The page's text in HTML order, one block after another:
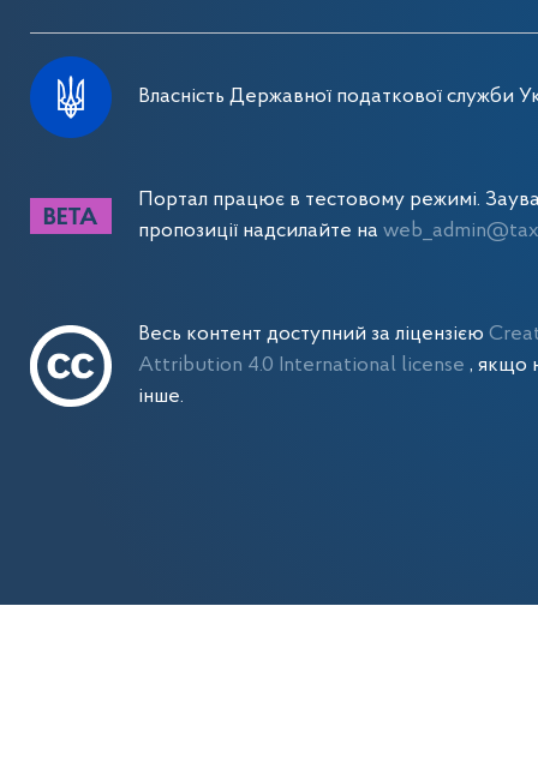
Власність Державної податкової служби
Портал працює в тестовому режимі.
пропозиції надсилайте на
Весь контент доступний за ліцензією
Attribution 4.0 International license , якщо
інше.